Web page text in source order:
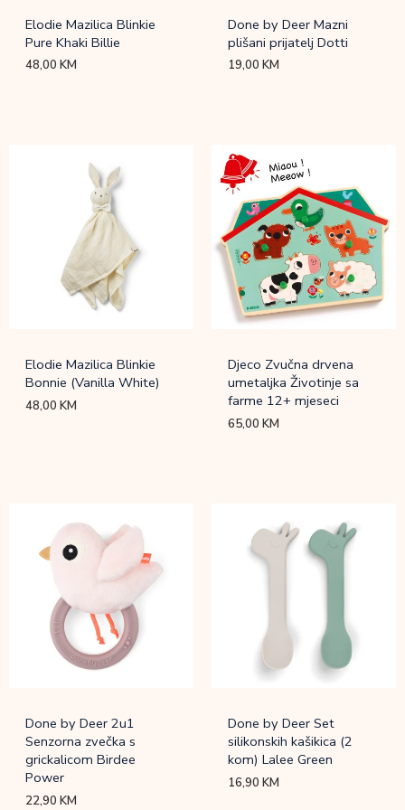
Elodie Mazilica Blinkie
Pure Khaki Billie
48,00KM
Done by Deer Mazni
plišani prijatelj Dotti
19,00KM
Elodie Mazilica Blinkie
Bonnie (Vanilla White)
48,00KM
Djeco Zvučna drvena
umetaljka Životinje sa
farme 12+ mjeseci
65,00KM
Done by Deer 2u1
Senzorna zvečka s
grickalicom Birdee
Power
22,90KM
Done by Deer Set
silikonskih kašikica (2
kom) Lalee Green
16,90KM